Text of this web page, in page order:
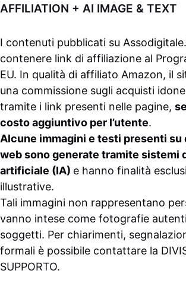
AFFILIATION + AI IMAGE & TEXT
I contenuti pubblicati su
contenere link di affiliazione al
EU. In qualità di affiliato Amazon, il
una commissione sugli acquisti
tramite i link presenti nelle pagine,
costo aggiuntivo per l’utente.
Alcune immagini e testi presenti su
web sono generate tramite sistemi
artificiale (IA) e hanno finalità
illustrative.
Tali immagini non rappresentano
vanno intese come fotografie
soggetti. Per chiarimenti,
formali è possibile contattare la
SUPPORTO.